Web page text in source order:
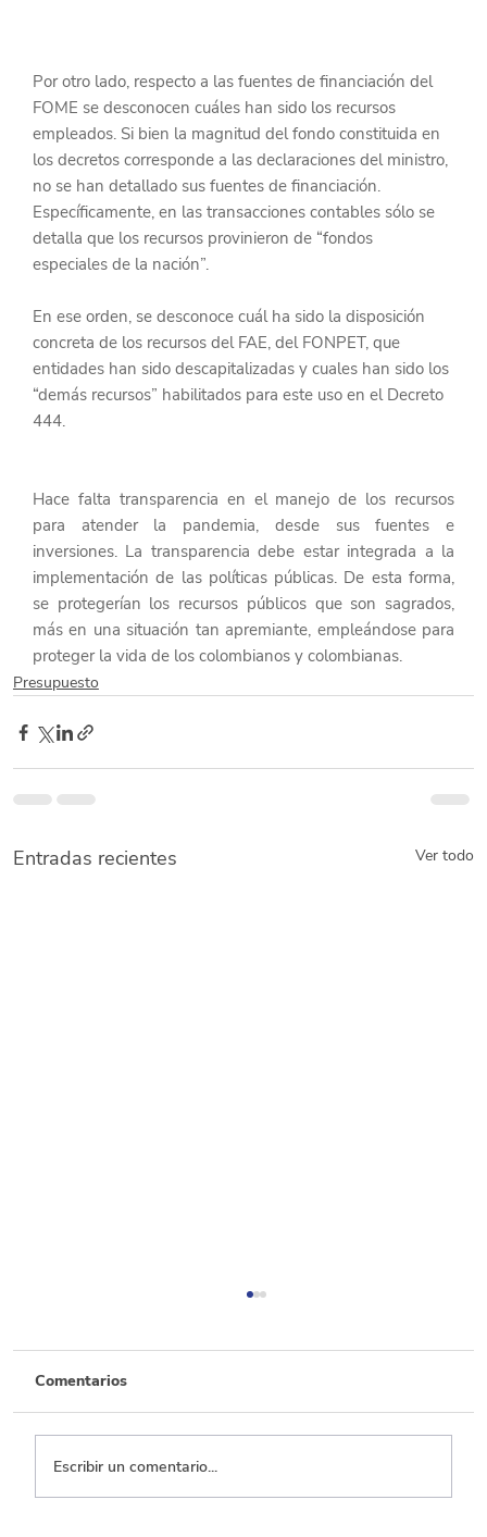
Por otro lado, respecto a las fuentes de financiación del
FOME se desconocen cuáles han sido los recursos
empleados. Si bien la magnitud del fondo constituida en
los decretos corresponde a las declaraciones del ministro,
no se han detallado sus fuentes de financiación.
Específicamente, en las transacciones contables sólo se
detalla que los recursos provinieron de “fondos
especiales de la nación”.
En ese orden, se desconoce cuál ha sido la disposición
concreta de los recursos del FAE, del FONPET, que
entidades han sido descapitalizadas y cuales han sido los
“demás recursos” habilitados para este uso en el Decreto
444.
Hace falta transparencia en el manejo de los recursos
para atender la pandemia, desde sus fuentes e
inversiones. La transparencia debe estar integrada a la
implementación de las políticas públicas. De esta forma,
se protegerían los recursos públicos que son sagrados,
más en una situación tan apremiante, empleándose para
proteger la vida de los colombianos y colombianas.
Presupuesto
Entradas recientes Ver todo
Comentarios
Escribir un comentario...